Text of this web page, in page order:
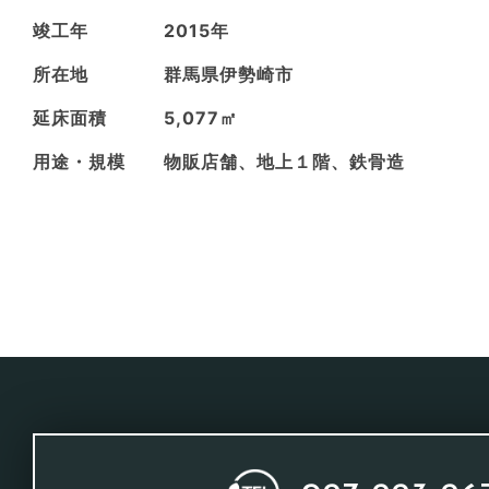
竣工年
2015年
所在地
群馬県伊勢崎市
延床面積
5,077㎡
用途・規模
物販店舗、地上１階、鉄骨造